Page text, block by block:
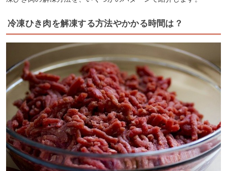
冷凍ひき肉を解凍する方法やかかる時間は？